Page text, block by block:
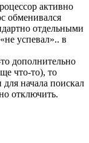
активно
обменивался
отдельными
успевал».. в
дополнительно
что-то), то
начала поискал
отключить.